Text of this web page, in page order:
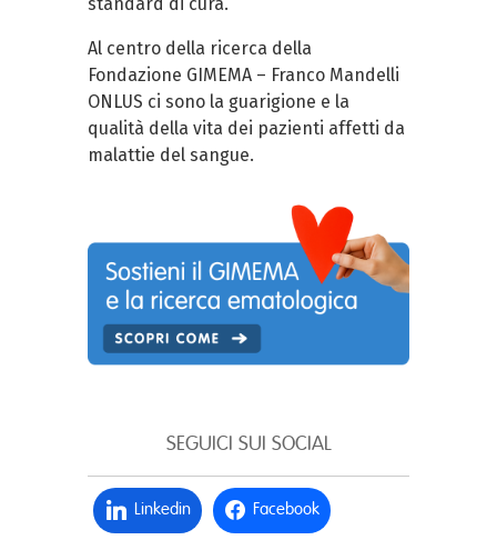
Al centro della ricerca della
Fondazione GIMEMA – Franco Mandelli
ONLUS ci sono la guarigione e la
qualità della vita dei pazienti affetti da
malattie del sangue.
SEGUICI SUI SOCIAL
Linkedin Facebook